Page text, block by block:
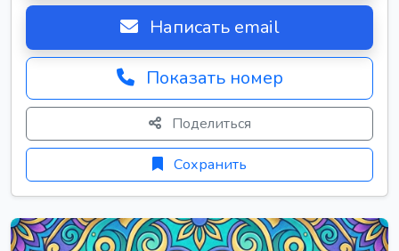
Написать email
Показать номер
Поделиться
Сохранить